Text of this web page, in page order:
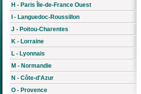
H - Paris Île-de-France Ouest
I - Languedoc-Roussillon
J - Poitou-Charentes
K - Lorraine
L - Lyonnais
M - Normandie
N - Côte-d'Azur
O - Provence